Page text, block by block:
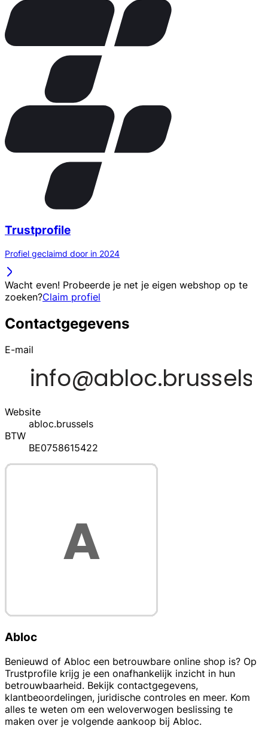
Trustprofile
Profiel geclaimd door in 2024
Wacht even! Probeerde je net je eigen webshop op te
zoeken?Claim profiel
Contactgegevens
E-mail
Website
abloc.brussels
BTW
BE0758615422
Abloc
Benieuwd of Abloc een betrouwbare online shop is? Op
Trustprofile krijg je een onafhankelijk inzicht in hun
betrouwbaarheid. Bekijk contactgegevens,
klantbeoordelingen, juridische controles en meer. Kom
alles te weten om een weloverwogen beslissing te
maken over je volgende aankoop bij Abloc.